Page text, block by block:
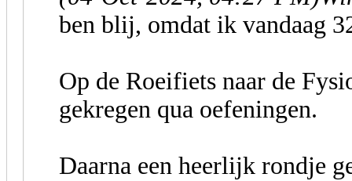
ben blij, omdat ik vandaag
Op de Roeifiets naar de
gekregen qua oefeningen.
Daarna een heerlijk rondje